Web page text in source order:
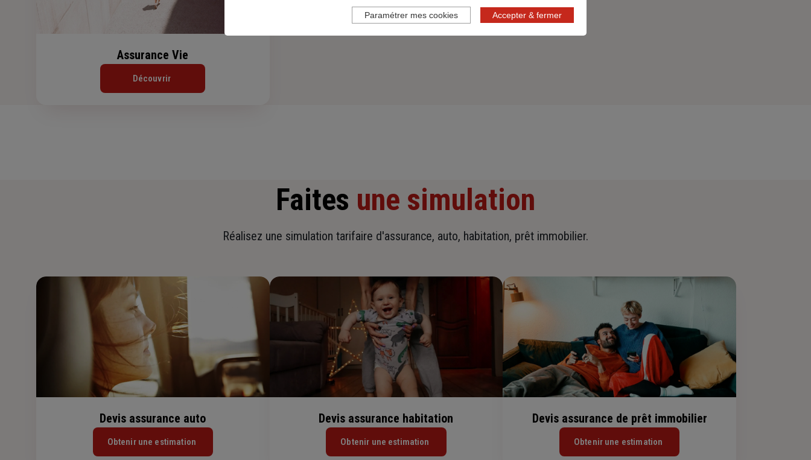
Assurance Vie
Découvrir
Faites une simulation
Réalisez une simulation tarifaire d'assurance, auto, habitation, prêt immobilier.
Devis assurance auto
Obtenir une estimation
Devis assurance habitation
Obtenir une estimation
Devis assurance de prêt immobilier
Obtenir une estimation
Accepter & fermer
Paramétrer mes cookies